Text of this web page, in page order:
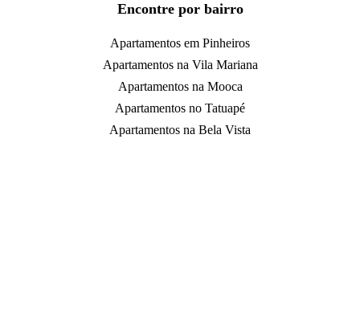
Encontre por bairro
Apartamentos em Pinheiros
Apartamentos na Vila Mariana
Apartamentos na Mooca
Apartamentos no Tatuapé
Apartamentos na Bela Vista